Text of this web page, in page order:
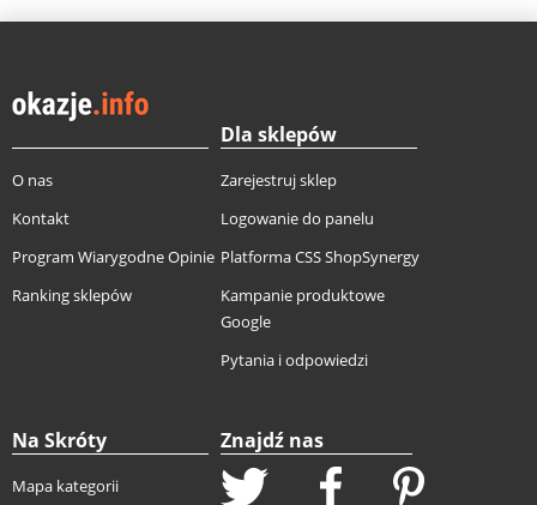
O nas
Kontakt
Program Wiarygodne Opinie
Ranking sklepów
Dla sklepów
Zarejestruj sklep
Logowanie do panelu
Platforma CSS ShopSynergy
Kampanie produktowe
Google
Pytania i odpowiedzi
Na Skróty
Mapa kategorii
Znajdź nas